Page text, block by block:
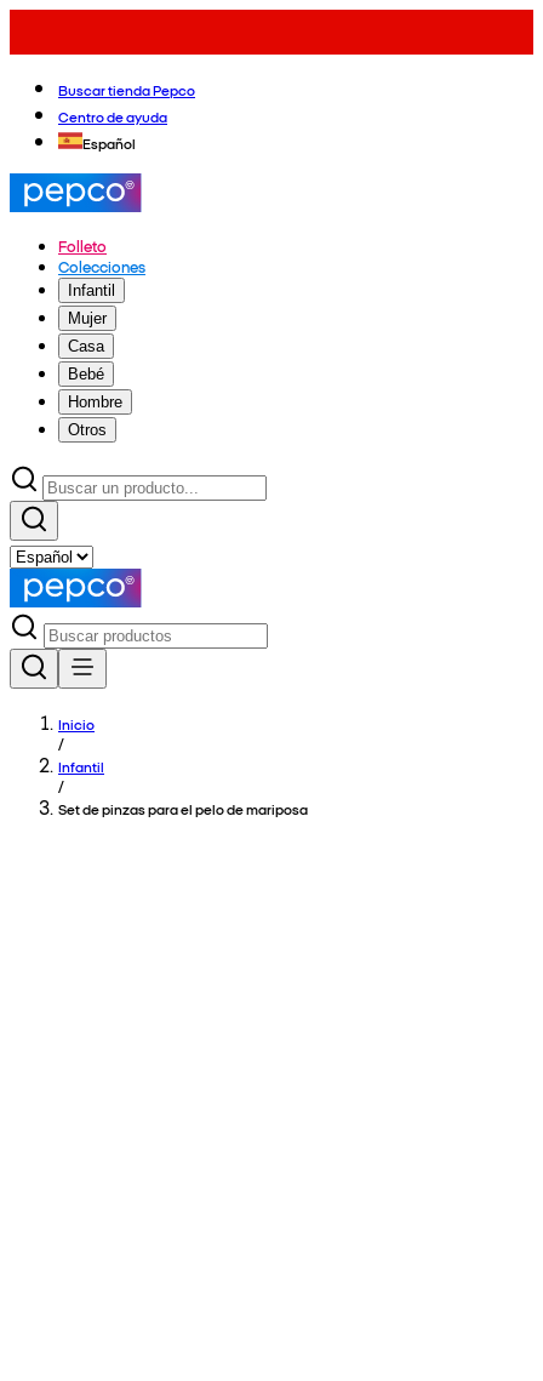
Buscar tienda Pepco
Centro de ayuda
Español
Folleto
Colecciones
Infantil
Mujer
Casa
Bebé
Hombre
Otros
Inicio
/
Infantil
/
Set de pinzas para el pelo de mariposa